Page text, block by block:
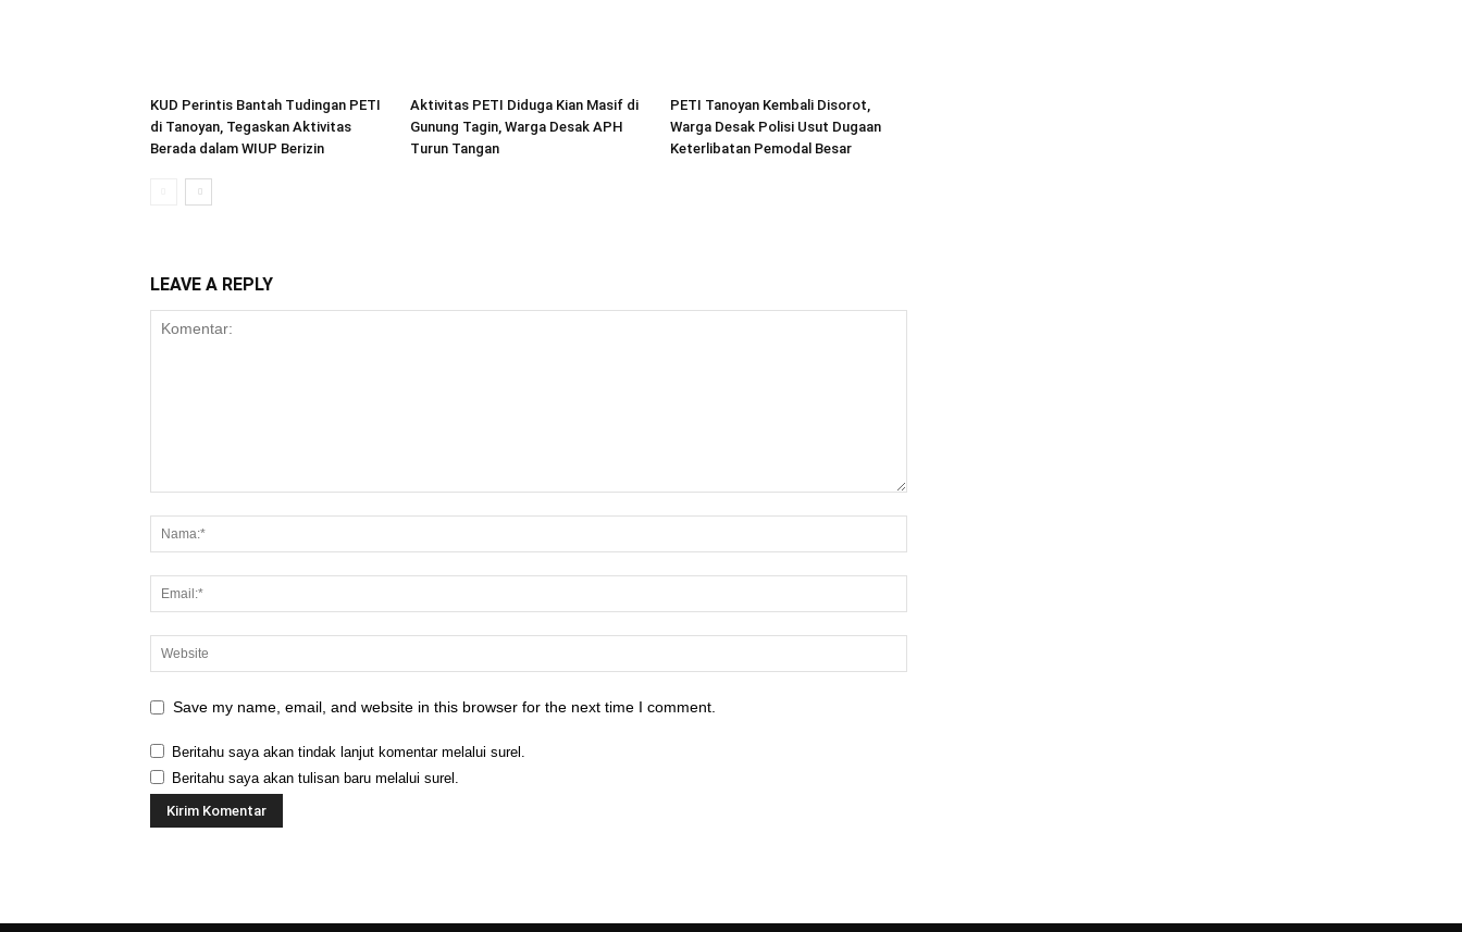
KUD Perintis Bantah Tudingan PETI
di Tanoyan, Tegaskan Aktivitas
Berada dalam WIUP Berizin
Aktivitas PETI Diduga Kian Masif di
Gunung Tagin, Warga Desak APH
Turun Tangan
PETI Tanoyan Kembali Disorot,
Warga Desak Polisi Usut Dugaan
Keterlibatan Pemodal Besar
LEAVE A REPLY
Save my name, email, and website in this browser for the next time I comment.
Beritahu saya akan tindak lanjut komentar melalui surel.
Beritahu saya akan tulisan baru melalui surel.